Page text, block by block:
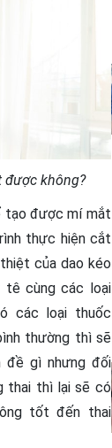
được không?
tạo được mí mắt
thực hiện cắt
của dao kéo
tê cùng các loại
các loại thuốc
thường thì sẽ
đề gì nhưng đối
thai thì lại sẽ có
tốt đến thai